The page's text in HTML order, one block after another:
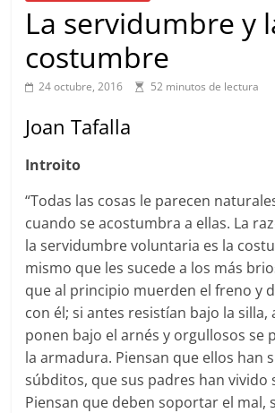
La servidumbre y
costumbre
24 octubre, 2016 52 minutos de lectura
Joan Tafalla
Introito
“Todas las cosas le parecen
cuando se acostumbra a ellas. La
la servidumbre voluntaria es la
mismo que les sucede a los más
que al principio muerden el freno y
con él; si antes resistían bajo la silla,
ponen bajo el arnés y orgullosos se
la armadura. Piensan que ellos han
súbditos, que sus padres han vivido
Piensan que deben soportar el mal,